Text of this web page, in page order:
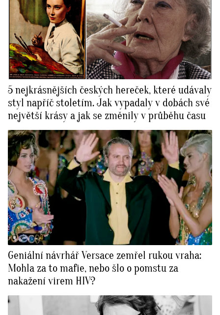
5 nejkrásnějších českých hereček, které udávaly
styl napříč stoletím. Jak vypadaly v dobách své
největší krásy a jak se změnily v průběhu času
Geniální návrhář Versace zemřel rukou vraha:
Mohla za to mafie, nebo šlo o pomstu za
nakažení virem HIV?